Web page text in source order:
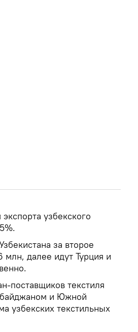
узбекского
за второе
далее идут Турция и
поставщиков текстиля
и Южной
узбекских текстильных